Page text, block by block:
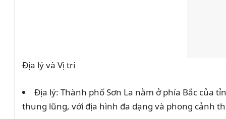
Địa lý và Vị trí
Địa lý: Thành phố Sơn La nằm ở phía Bắc của
thung lũng, với địa hình đa dạng và phong cảnh